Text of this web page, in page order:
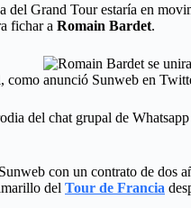
del Grand Tour estaría en
fichar a Romain Bardet.
como anunció Sunweb en
del chat grupal de
con un contrato de dos
del Tour de Francia